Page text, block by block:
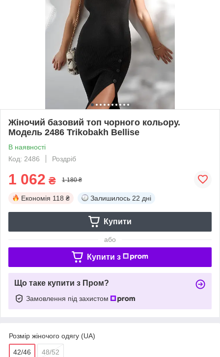
Жіночий базовий топ чорного кольору.
Модель 2486 Trikobakh Bellise
В наявності
Код: 2486
Роздріб
1 062 ₴ 1 180 ₴
Економія 118 ₴ Залишилось 22 дні
Купити
або
Купити з
Що таке купити з Пром?
Замовлення під захистом
Розмір жіночого одягу (UA)
42/46 48/52